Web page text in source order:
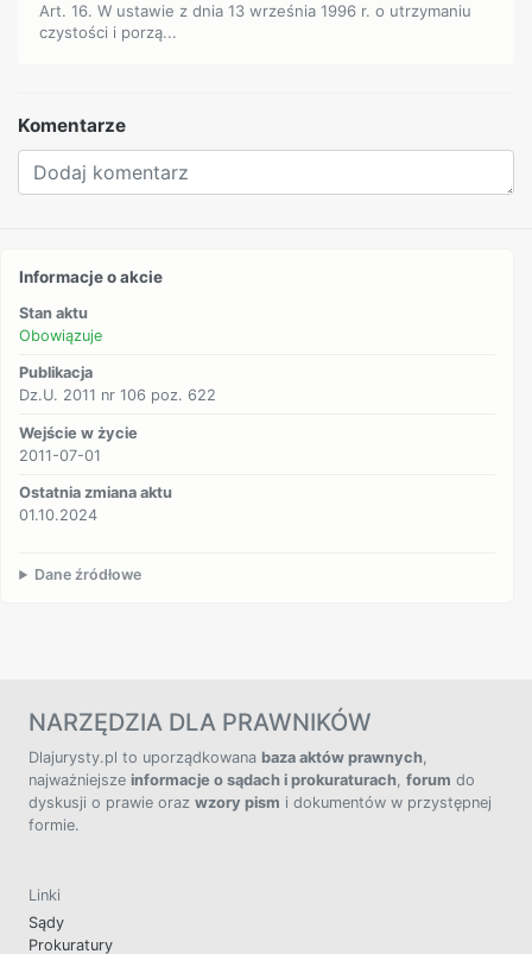
Art. 16. W ustawie z dnia 13 września 1996 r. o utrzymaniu
czystości i porzą...
Komentarze
Informacje o akcie
Stan aktu
Obowiązuje
Publikacja
Dz.U. 2011 nr 106 poz. 622
Wejście w życie
2011-07-01
Ostatnia zmiana aktu
01.10.2024
Dane źródłowe
NARZĘDZIA DLA PRAWNIKÓW
Dlajurysty.pl to uporządkowana baza aktów prawnych,
najważniejsze informacje o sądach i prokuraturach, forum do
dyskusji o prawie oraz wzory pism i dokumentów w przystępnej
formie.
Linki
Sądy
Prokuratury